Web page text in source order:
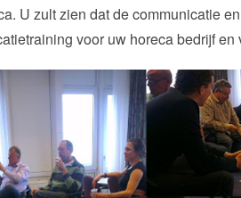
U zult zien dat de communicatie
voor uw horeca bedrijf